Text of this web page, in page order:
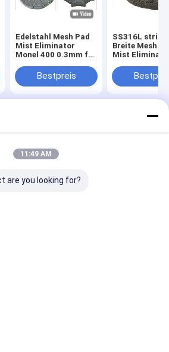
Edelstahl Mesh Pad
Mist Eliminator
Monel 400 0.3mm für
Bestpreis
SS316L
Breite Mesh
Mist
Loch
Datenschutzerklärung
China Fabrik.Copyright © 2026
Netting Co.,Ltd. All Rights Reserved.
11:49 AM
are you looking for?